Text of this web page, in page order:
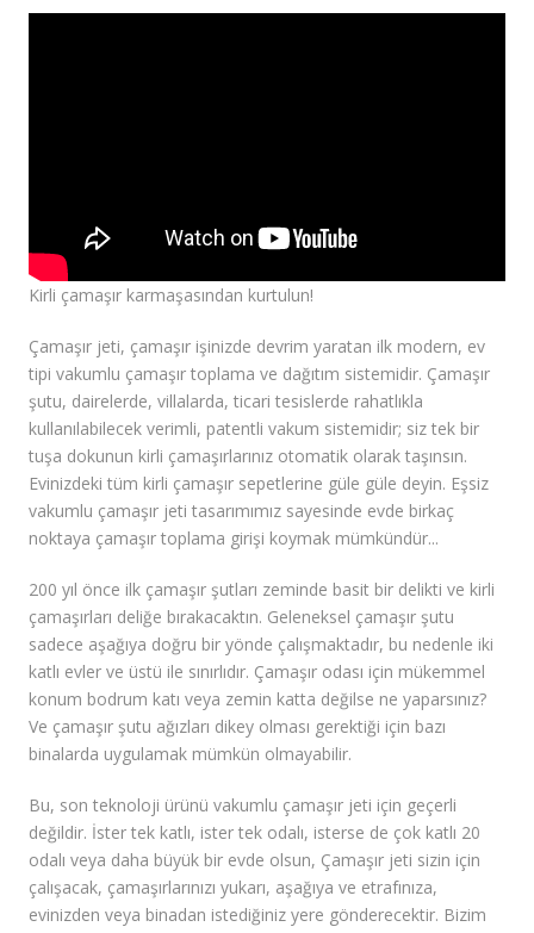
Kirli çamaşır karmaşasından kurtulun!
Çamaşır jeti, çamaşır işinizde devrim yaratan ilk modern, ev
tipi vakumlu çamaşır toplama ve dağıtım sistemidir. Çamaşır
şutu, dairelerde, villalarda, ticari tesislerde rahatlıkla
kullanılabilecek verimli, patentli vakum sistemidir; siz tek bir
tuşa dokunun kirli çamaşırlarınız otomatik olarak taşınsın.
Evinizdeki tüm kirli çamaşır sepetlerine güle güle deyin. Eşsiz
vakumlu çamaşır jeti tasarımımız sayesinde evde birkaç
noktaya çamaşır toplama girişi koymak mümkündür...
200 yıl önce ilk çamaşır şutları zeminde basit bir delikti ve kirli
çamaşırları deliğe bırakacaktın. Geleneksel çamaşır şutu
sadece aşağıya doğru bir yönde çalışmaktadır, bu nedenle iki
katlı evler ve üstü ile sınırlıdır. Çamaşır odası için mükemmel
konum bodrum katı veya zemin katta değilse ne yaparsınız?
Ve çamaşır şutu ağızları dikey olması gerektiği için bazı
binalarda uygulamak mümkün olmayabilir.
Bu, son teknoloji ürünü vakumlu çamaşır jeti için geçerli
değildir. İster tek katlı, ister tek odalı, isterse de çok katlı 20
odalı veya daha büyük bir evde olsun, Çamaşır jeti sizin için
çalışacak, çamaşırlarınızı yukarı, aşağıya ve etrafınıza,
evinizden veya binadan istediğiniz yere gönderecektir. Bizim